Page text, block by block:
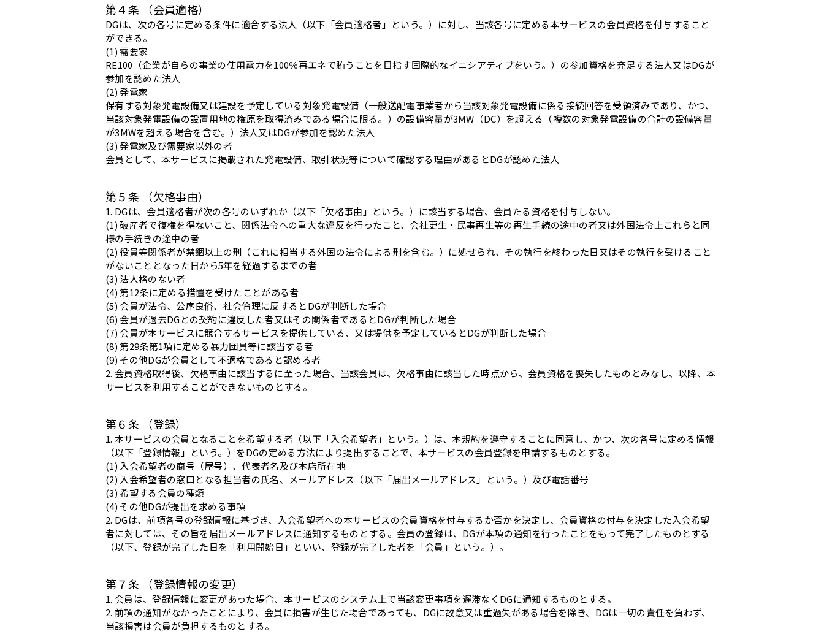
第４条 （会員適格）
DGは、次の各号に定める条件に適合する法人（以下「会員適格者」という。）に対し、当該各号に定める本サービスの会員資格を付与すること
ができる。
(1) 需要家
RE100（企業が自らの事業の使用電力を100％再エネで賄うことを目指す国際的なイニシアティブをいう。）の参加資格を充足する法人又はDGが
参加を認めた法人
(2) 発電家
保有する対象発電設備又は建設を予定している対象発電設備（一般送配電事業者から当該対象発電設備に係る接続回答を受領済みであり、かつ、
当該対象発電設備の設置用地の権原を取得済みである場合に限る。）の設備容量が3MW（DC）を超える（複数の対象発電設備の合計の設備容量
が3MWを超える場合を含む。）法人又はDGが参加を認めた法人
(3) 発電家及び需要家以外の者
会員として、本サービスに掲載された発電設備、取引状況等について確認する理由があるとDGが認めた法人
第５条 （欠格事由）
1. DGは、会員適格者が次の各号のいずれか（以下「欠格事由」という。）に該当する場合、会員たる資格を付与しない。
(1) 破産者で復権を得ないこと、関係法令への重大な違反を行ったこと、会社更生・民事再生等の再生手続の途中の者又は外国法令上これらと同
様の手続きの途中の者
(2) 役員等関係者が禁錮以上の刑（これに相当する外国の法令による刑を含む。）に処せられ、その執行を終わった日又はその執行を受けること
がないこととなった日から5年を経過するまでの者
(3) 法人格のない者
(4) 第12条に定める措置を受けたことがある者
(5) 会員が法令、公序良俗、社会倫理に反するとDGが判断した場合
(6) 会員が過去DGとの契約に違反した者又はその関係者であるとDGが判断した場合
(7) 会員が本サービスに競合するサービスを提供している、又は提供を予定しているとDGが判断した場合
(8) 第29条第1項に定める暴力団員等に該当する者
(9) その他DGが会員として不適格であると認める者
2. 会員資格取得後、欠格事由に該当するに至った場合、当該会員は、欠格事由に該当した時点から、会員資格を喪失したものとみなし、以降、本
サービスを利用することができないものとする。
第６条 （登録）
1. 本サービスの会員となることを希望する者（以下「入会希望者」という。）は、本規約を遵守することに同意し、かつ、次の各号に定める情報
（以下「登録情報」という。）をDGの定める方法により提出することで、本サービスの会員登録を申請するものとする。
(1) 入会希望者の商号（屋号）、代表者名及び本店所在地
(2) 入会希望者の窓口となる担当者の氏名、メールアドレス（以下「届出メールアドレス」という。）及び電話番号
(3) 希望する会員の種類
(4) その他DGが提出を求める事項
2. DGは、前項各号の登録情報に基づき、入会希望者への本サービスの会員資格を付与するか否かを決定し、会員資格の付与を決定した入会希望
者に対しては、その旨を届出メールアドレスに通知するものとする。会員の登録は、DGが本項の通知を行ったことをもって完了したものとする
（以下、登録が完了した日を「利用開始日」といい、登録が完了した者を「会員」という。）。
第７条 （登録情報の変更）
1. 会員は、登録情報に変更があった場合、本サービスのシステム上で当該変更事項を遅滞なくDGに通知するものとする。
2. 前項の通知がなかったことにより、会員に損害が生じた場合であっても、DGに故意又は重過失がある場合を除き、DGは一切の責任を負わず、
当該損害は会員が負担するものとする。